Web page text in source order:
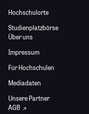
Hochschulorte
Studienplatzbörse
Über uns
Impressum
Für Hochschulen
Mediadaten
Unsere Partner
AGB